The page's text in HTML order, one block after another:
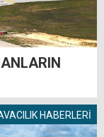
HABERLERİ